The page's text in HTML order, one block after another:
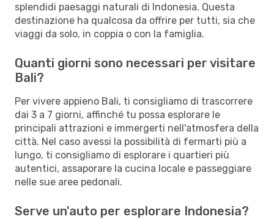
splendidi paesaggi naturali di Indonesia. Questa
destinazione ha qualcosa da offrire per tutti, sia che
viaggi da solo, in coppia o con la famiglia.
Quanti giorni sono necessari per visitare
Bali?
Per vivere appieno Bali, ti consigliamo di trascorrere
dai 3 a 7 giorni, affinché tu possa esplorare le
principali attrazioni e immergerti nell'atmosfera della
città. Nel caso avessi la possibilità di fermarti più a
lungo, ti consigliamo di esplorare i quartieri più
autentici, assaporare la cucina locale e passeggiare
nelle sue aree pedonali.
Serve un'auto per esplorare Indonesia?